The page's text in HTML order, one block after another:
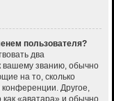
пользователя?
два
вашему званию, обычно
на то, сколько
Другое,
«аватара» и обычно